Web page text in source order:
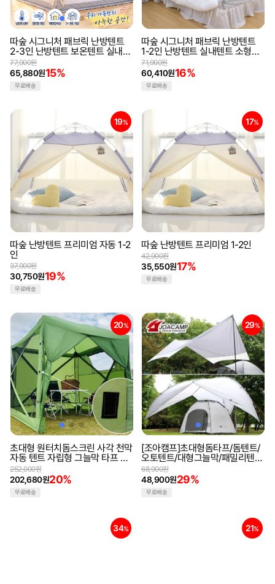
따숲 시그니처 패브릭 난방텐트
2-3인 난방텐트 보온텐트 실내텐
트 패브릭텐트 외풍차단 방한텐트
65,880원15%
77,900원
무료배송
따숲 시그니처 패브릭 난방텐트
1-2인 난방텐트 실내텐트 소형텐
트외풍차단 방한텐트
60,410원16%
71,900원
무료배송
19%
따숲 난방텐트 프리미엄 자동 1-2
인
30,750원19%
37,900원
무료배송
17%
따숲 난방텐트 프리미엄 1-2인
35,550원17%
42,900원
무료배송
20%
초대형 원터치돔스크린 사각 천막
자동 텐트 자립형 그늘막 타프 캠
핑텐트 야외텐트
202,680원20%
252,000원
무료배송
29%
[조아캠프]초대형돔타프/돔텐트/
오토텐트/대형그늘막/패밀리텐
트/캠핑용품/그늘막텐트
48,900원29%
68,900원
무료배송
34% 21%